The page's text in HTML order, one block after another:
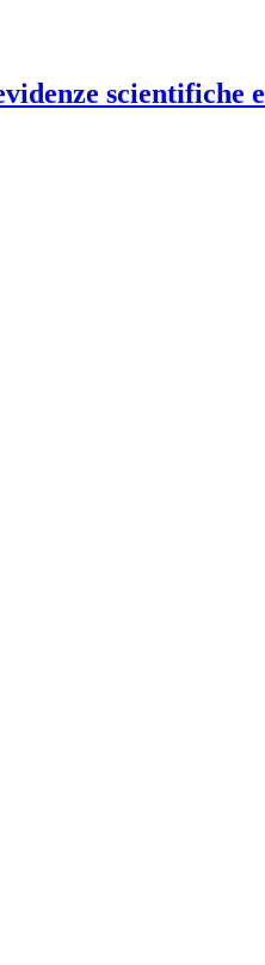
scientifiche